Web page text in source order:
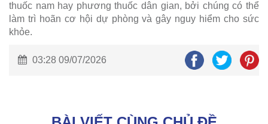
thuốc nam hay phương thuốc dân gian, bởi chúng có thể
làm trì hoãn cơ hội dự phòng và gây nguy hiểm cho sức
khỏe.
03:28 09/07/2026